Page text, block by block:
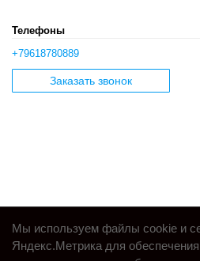
Телефоны
+79618780889
Заказать звонок
Мы используем файлы cookie и
Яндекс.Метрика для